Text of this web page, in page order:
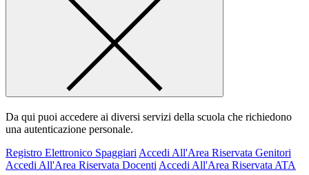
Da qui puoi accedere ai diversi servizi della scuola che richiedono
una autenticazione personale.
Registro Elettronico Spaggiari Accedi All'Area Riservata Genitori
Accedi All'Area Riservata Docenti Accedi All'Area Riservata ATA